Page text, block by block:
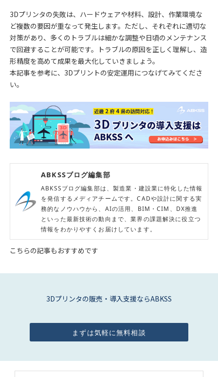
3Dプリンタの失敗は、ハードウェアや材料、設計、作業環境な
ど複数の要因が重なって発生します。ただし、それぞれに適切な
対策があり、多くのトラブルは細かな調整や日頃のメンテナンス
で回避することが可能です。トラブルの原因を正しく理解し、造
形精度を高めて成果を最大化していきましょう。
本記事を参考に、3Dプリントの安定運用につなげてみてくださ
い。
ABKSSブログ編集部
ABKSSブログ編集部は、製造業・建設業に特化した情報
を発信するメディアチームです。CADや設計に関する実
務的なノウハウから、AIの活用、BIM・CIM、DX推進
といった最新技術の動向まで、業界の課題解決に役立つ
情報をわかりやすくお届けしています。
こちらの記事もおすすめです
3Dプリンタの販売・導入支援ならABKSS
まずは気軽に無料相談